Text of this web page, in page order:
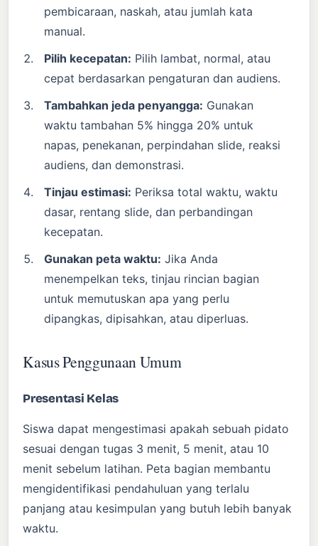
pembicaraan, naskah, atau jumlah kata
manual.
Pilih kecepatan: Pilih lambat, normal, atau
cepat berdasarkan pengaturan dan audiens.
Tambahkan jeda penyangga: Gunakan
waktu tambahan 5% hingga 20% untuk
napas, penekanan, perpindahan slide, reaksi
audiens, dan demonstrasi.
Tinjau estimasi: Periksa total waktu, waktu
dasar, rentang slide, dan perbandingan
kecepatan.
Gunakan peta waktu: Jika Anda
menempelkan teks, tinjau rincian bagian
untuk memutuskan apa yang perlu
dipangkas, dipisahkan, atau diperluas.
Kasus Penggunaan Umum
Presentasi Kelas
Siswa dapat mengestimasi apakah sebuah pidato
sesuai dengan tugas 3 menit, 5 menit, atau 10
menit sebelum latihan. Peta bagian membantu
mengidentifikasi pendahuluan yang terlalu
panjang atau kesimpulan yang butuh lebih banyak
waktu.